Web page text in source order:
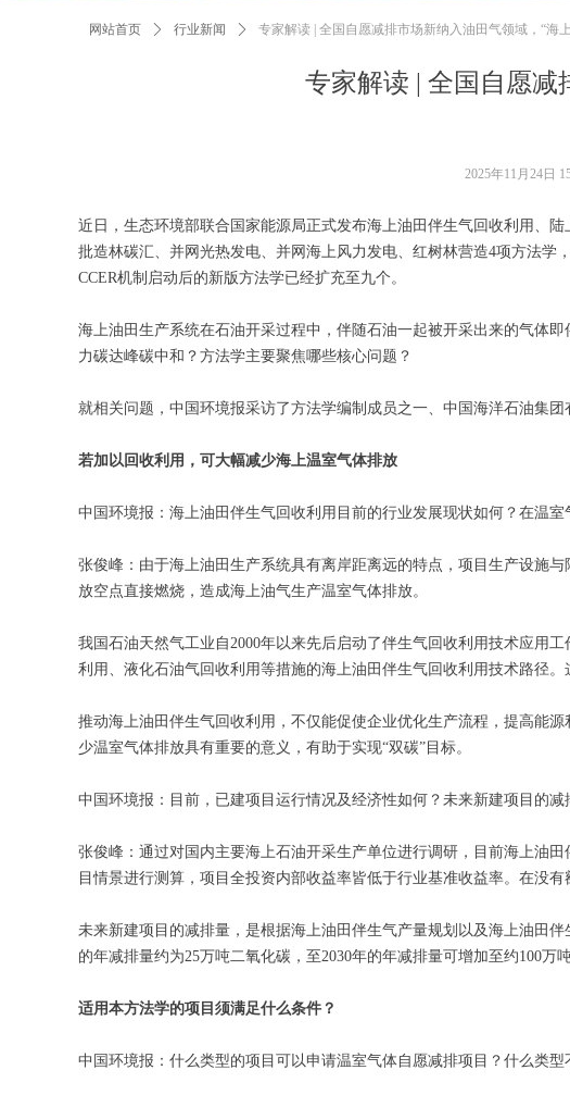
专家解读 | 全国自愿减
网站首页 ꄲ 行业新闻 ꄲ 专家解读 | 全国自愿减排市场新纳入油田气领域，“海
近日，生态环境部联合国家能源局正式发布海上油田伴生气回收利用、
批造林碳汇、并网光热发电、并网海上风力发电、红树林营造4项方法学
CCER机制启动后的新版方法学已经扩充至九个。
海上油田生产系统在石油开采过程中，伴随石油一起被开采出来的气体
力碳达峰碳中和？方法学主要聚焦哪些核心问题？
就相关问题，中国环境报采访了方法学编制成员之一、中国海洋石油集
若加以回收利用，可大幅减少海上温室气体排放
中国环境报：海上油田伴生气回收利用目前的行业发展现状如何？在温
张俊峰：由于海上油田生产系统具有离岸距离远的特点，项目生产设施
放空点直接燃烧，造成海上油气生产温室气体排放。
我国石油天然气工业自2000年以来先后启动了伴生气回收利用技术应用
利用、液化石油气回收利用等措施的海上油田伴生气回收利用技术路径
推动海上油田伴生气回收利用，不仅能促使企业优化生产流程，提高能
少温室气体排放具有重要的意义，有助于实现“双碳”目标。
中国环境报：目前，已建项目运行情况及经济性如何？未来新建项目的减
张俊峰：通过对国内主要海上石油开采生产单位进行调研，目前海上油
目情景进行测算，项目全投资内部收益率皆低于行业基准收益率。在没有
未来新建项目的减排量，是根据海上油田伴生气产量规划以及海上油田
的年减排量约为25万吨二氧化碳，至2030年的年减排量可增加至约100万
适用本方法学的项目须满足什么条件？
中国环境报：什么类型的项目可以申请温室气体自愿减排项目？什么类
2025年11月24日